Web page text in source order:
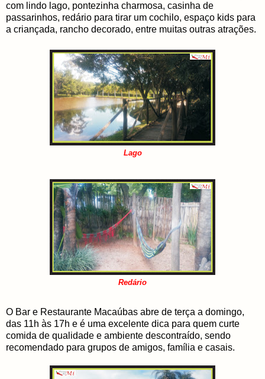
com lindo lago, pontezinha charmosa, casinha de
passarinhos, redário para tirar um cochilo, espaço kids para
a criançada, rancho decorado, entre muitas outras atrações.
Lago
Redário
O Bar e Restaurante Macaúbas abre de terça a domingo,
das 11h às 17h e é uma excelente dica para quem curte
comida de qualidade e ambiente descontraído, sendo
recomendado para grupos de amigos, família e casais.